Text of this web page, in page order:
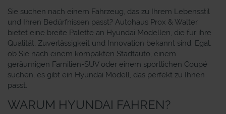
Sie suchen nach einem Fahrzeug, das zu Ihrem Lebensstil
und Ihren Bedürfnissen passt? Autohaus Prox & Walter
bietet eine breite Palette an Hyundai Modellen, die für ihre
Qualität, Zuverlässigkeit und Innovation bekannt sind. Egal,
ob Sie nach einem kompakten Stadtauto, einem
geräumigen Familien-SUV oder einem sportlichen Coupé
suchen, es gibt ein Hyundai Modell, das perfekt zu Ihnen
passt.
WARUM HYUNDAI FAHREN?